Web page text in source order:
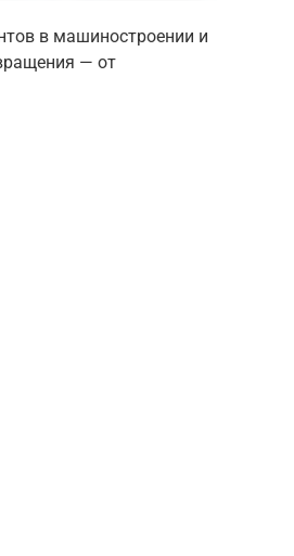
в машиностроении и
— от